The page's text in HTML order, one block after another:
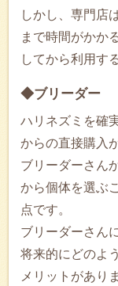
しかし、専門店
まで時間がかか
してから利用す
◆ブリーダー
ハリネズミを確
からの直接購入
ブリーダーさん
から個体を選ぶ
点です。
ブリーダーさん
将来的にどのよ
メリットがあり